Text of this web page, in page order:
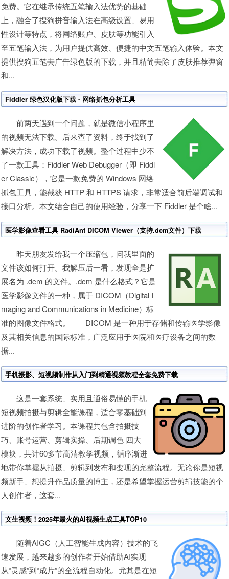
免费。它在继承传统五笔输入法优势的基础
上，融合了搜狗拼音输入法在高级设置、易用
性设计等特点，将网络账户、皮肤等功能引入
至五笔输入法，为用户提供高效、便捷的中文五笔输入体验。本文
提供搜狗五笔去广告绿色版的下载，并且精简去除了皮肤推荐弹窗
和...
Fiddler 绿色汉化版下载 - 网络抓包分析工具
前两天遇到一个问题，就是微信小程序里
的视频无法下载。后来查了资料，终于找到了
解决方法，成功下载了视频。整个过程中少不
了一款工具：Fiddler Web Debugger（即 Fiddl
er Classic），它是一款免费的 Windows 网络
抓包工具，能截获 HTTP 和 HTTPS 请求，非常适合前后端调试和
接口分析。本文结合自己的使用经验，分享一下 Fiddler 是个啥...
医学影像查看工具 RadiAnt DICOM Viewer（支持.dcm文件）下载
昨天朋友发给我一个压缩包，问我里面的
文件该如何打开。我解压后一看，发现全是扩
展名为 .dcm 的文件。.dcm 是什么格式？它是
医学影像文件的一种，属于 DICOM（Digital I
maging and Communications in Medicine）标
准的图像文件格式。 DICOM 是一种用于存储和传输医学影像
及其相关信息的国际标准，广泛应用于医院和医疗设备之间的数
据...
手机摄影、短视频制作从入门到精通视频教程全套免费下载
这是一套系统、实用且通俗易懂的手机
短视频拍摄与剪辑全能课程，适合零基础到
进阶的创作者学习。本课程共包含拍摄技
巧、账号运营、剪辑实操、后期调色 四大
模块，共计60多节高清教学视频，循序渐进
地带你掌握从拍摄、剪辑到发布和变现的完整流程。无论你是短视
频新手、想提升作品质量的博主，还是希望掌握运营剪辑技能的个
人创作者，这套...
文生视频！2025年最火的AI视频生成工具TOP10
随着AIGC（人工智能生成内容）技术的飞
速发展，越来越多的创作者开始借助AI实现
从“灵感”到“成片”的全流程自动化。尤其是在短